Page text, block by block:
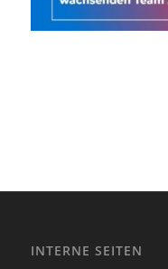
INTERNE SEITEN